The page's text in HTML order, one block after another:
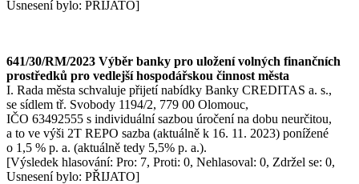
Usnesení bylo: PŘIJATO]
641/30/RM/2023 Výběr banky pro uložení volných finančních
prostředků pro vedlejší hospodářskou činnost města
I. Rada města schvaluje přijetí nabídky Banky CREDITAS a. s.,
se sídlem tř. Svobody 1194/2, 779 00 Olomouc,
IČO 63492555 s individuální sazbou úročení na dobu neurčitou,
a to ve výši 2T REPO sazba (aktuálně k 16. 11. 2023) ponížené
o 1,5 % p. a. (aktuálně tedy 5,5% p. a.).
[Výsledek hlasování: Pro: 7, Proti: 0, Nehlasoval: 0, Zdržel se: 0,
Usnesení bylo: PŘIJATO]